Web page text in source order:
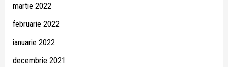
martie 2022
februarie 2022
ianuarie 2022
decembrie 2021